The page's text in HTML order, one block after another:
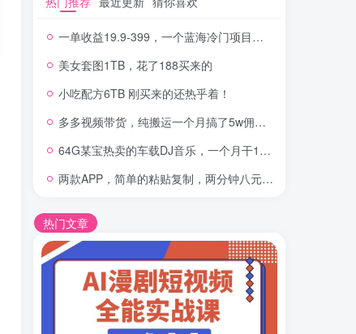
一单收益19.9-399，一个蓝海冷门项目，在小红书上卖人事虚拟资料
美女套图1TB，花了188买来的
小吃配方6TB 刚买来的还热乎着！
多多视频带货，纯搬运一个月搞了5w佣金，小白也能操作
64G某宝热卖的车载DJ音乐，一个月干100W+利润
两款APP，简单的粘贴复制，两分钟八元钱，无限做，执行就有收入
热门文章